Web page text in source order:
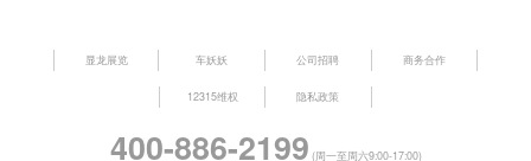
显龙展览 车妖妖 公司招聘 商务合作
12315维权 隐私政策
400-886-2199 (周一至周六9:00-17:00)